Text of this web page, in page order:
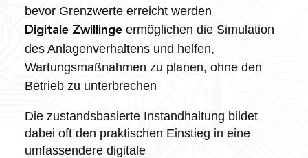
bevor Grenzwerte erreicht werden
Digitale Zwillingeermöglichen die Simulation
des Anlagenverhaltens und helfen,
Wartungsmaßnahmen zu planen, ohne den
Betrieb zu unterbrechen
Die zustandsbasierte Instandhaltung bildet
dabei oft den praktischen Einstieg in eine
umfassendere digitale